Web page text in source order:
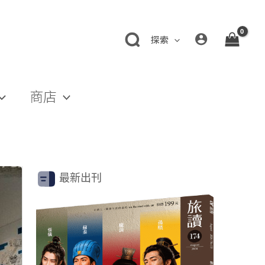
探索
商店
最新出刊